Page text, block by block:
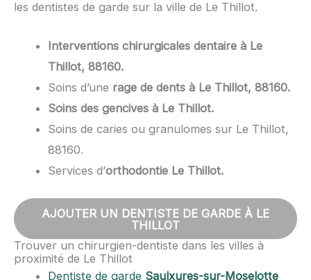
les dentistes de garde sur la ville de Le Thillot.
Interventions chirurgicales dentaire à Le
Thillot, 88160.
Soins d’une rage de dents à Le Thillot, 88160.
Soins des gencives à Le Thillot.
Soins de caries ou granulomes sur Le Thillot,
88160.
Services d’orthodontie Le Thillot.
AJOUTER UN DENTISTE DE GARDE À LE
THILLOT
Trouver un chirurgien-dentiste dans les villes à
proximité de Le Thillot
Dentiste de garde Saulxures-sur-Moselotte